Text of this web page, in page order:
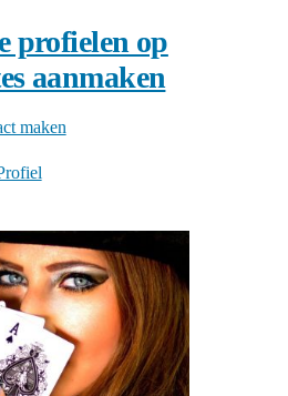
profielen op
aanmaken
maken